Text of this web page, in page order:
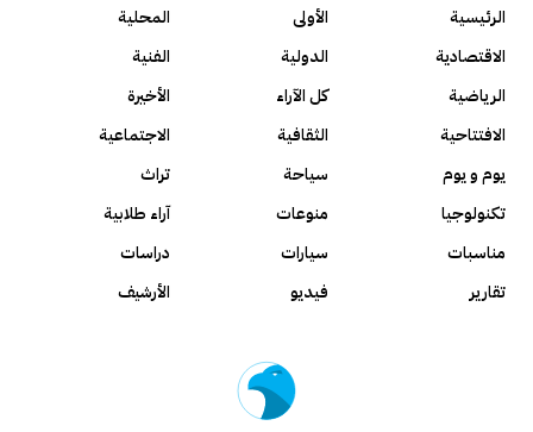
الرئيسية الأولى
المحلية
الاقتصادية
الدولية
الفنية
الرياضية
كل الآراء
الأخيرة
الافتتاحية
الثقافية
الاجتماعية
يوم و يوم
سياحة
تراث
تكنولوجيا
منوعات
آراء طلابية
مناسبات
سيارات
دراسات
تقارير
فيديو الأرشيف